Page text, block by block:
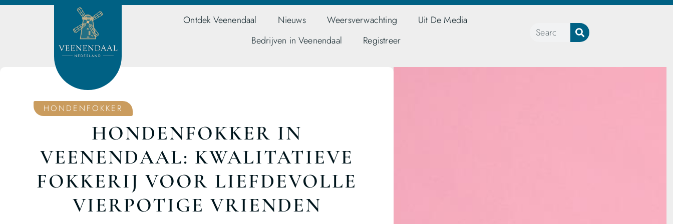
Ontdek Veenendaal Nieuws Weersverwachting
Uit De Media
Bedrijven in Veenendaal
Registreer
HONDENFOKKER
HONDENFOKKER IN
VEENENDAAL: KWALITATIEVE
FOKKERIJ VOOR LIEFDEVOLLE
VIERPOTIGE VRIENDEN